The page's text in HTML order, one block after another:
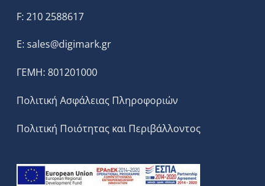
F: 210 2588617
E: sales@digimark.gr
ΓΕΜΗ: 801201000
Πολιτική Ασφάλειας Πληροφοριών
Πολιτική Ποιότητας και Περιβάλλοντος